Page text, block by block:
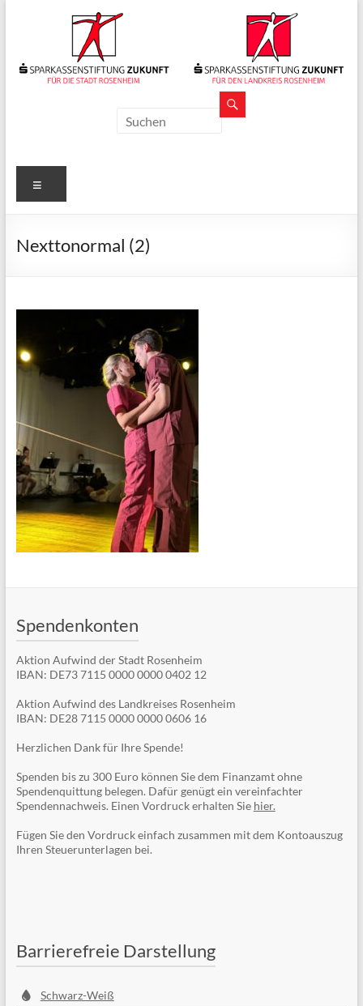
Sparkassenstiftungen
Für
Stadt
und
Rosenheim
Nexttonormal (2)
Spendenkonten
Aktion Aufwind der Stadt Rosenheim
IBAN: DE73 7115 0000 0000 0402 12
Aktion Aufwind des Landkreises Rosenheim
IBAN: DE28 7115 0000 0000 0606 16
Herzlichen Dank für Ihre Spende!
Spenden bis zu 300 Euro können Sie dem Finanzamt ohne
Spendenquittung belegen. Dafür genügt ein vereinfachter
Spendennachweis. Einen Vordruck erhalten Sie hier.
Fügen Sie den Vordruck einfach zusammen mit dem Kontoauszug
Ihren Steuerunterlagen bei.
Barrierefreie Darstellung
Schwarz-Weiß